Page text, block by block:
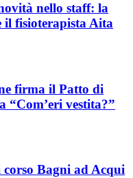
nello staff: la
il fisioterapista Aita
firma il Patto di
“Com’eri vestita?”
Bagni ad Acqui